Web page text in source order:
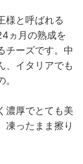
様と呼ばれる
ヵ月の熟成を
チーズです。中
、イタリアでも
濃厚でとても美
凍ったまま擦り